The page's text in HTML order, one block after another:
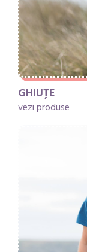
GHIUȚE
vezi produse